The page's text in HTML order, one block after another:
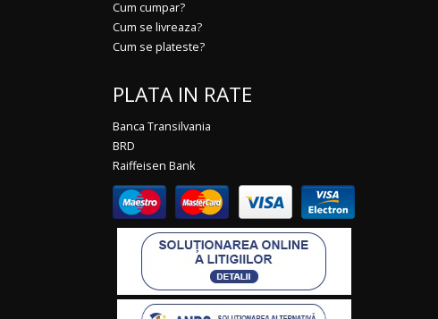
Cum cumpar?
Cum se livreaza?
Cum se plateste?
PLATA IN RATE
Banca Transilvania
BRD
Raiffeisen Bank